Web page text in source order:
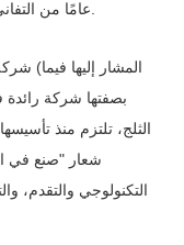
شركة
شعار "صنع في
التكنولوجي والتقدم،